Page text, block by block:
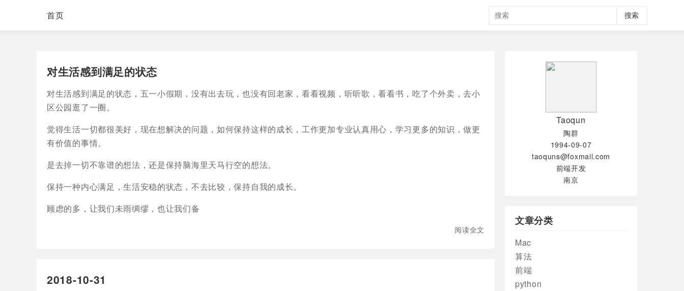
首页 搜索
对生活感到满足的状态
对生活感到满足的状态，五一小假期，没有出去玩，也没有回老家，看看视频，听听歌，看看书，吃了个外卖，去小
区公园逛了一圈。
觉得生活一切都很美好，现在想解决的问题，如何保持这样的成长，工作更加专业认真用心，学习更多的知识，做更
有价值的事情。
是去掉一切不靠谱的想法，还是保持脑海里天马行空的想法。
保持一种内心满足，生活安稳的状态，不去比较，保持自我的成长。
顾虑的多，让我们未雨绸缪，也让我们备
阅读全文
2018-10-31
Taoqun
陶群
1994-09-07
taoquns@foxmail.com
前端开发
南京
文章分类
Mac
算法
前端
python